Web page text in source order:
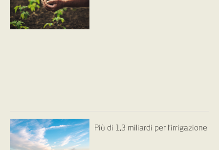
Più di 1,3 miliardi per l’irrigazione